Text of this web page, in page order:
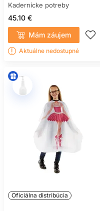
Kadernícke potreby
45.10 €
Mám záujem
Aktuálne nedostupné
Oficiálna distribúcia